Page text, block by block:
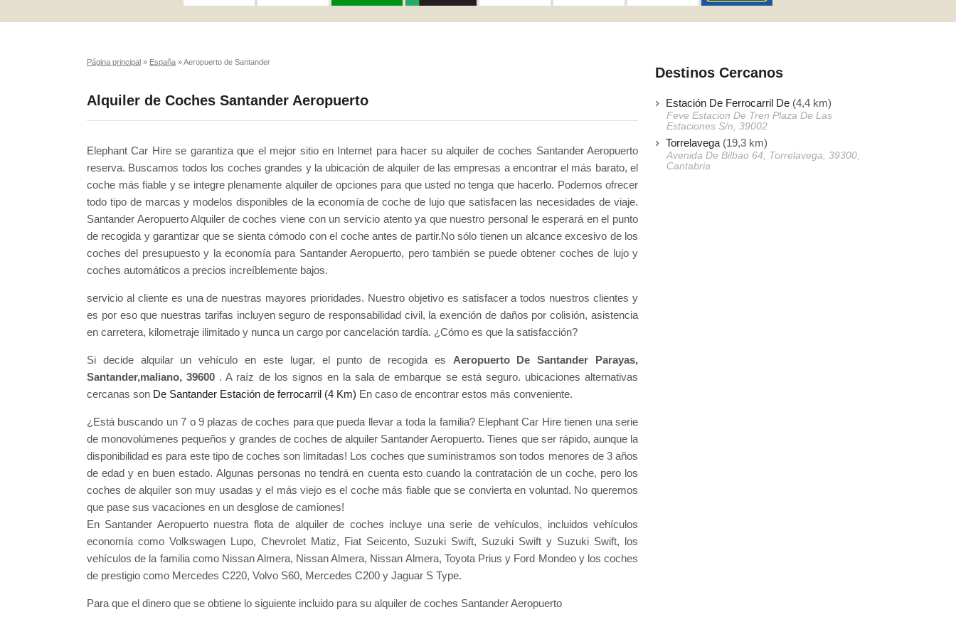
Página principal » España »Aeropuerto de Santander
Alquiler de Coches Santander Aeropuerto
Elephant Car Hire se garantiza que el mejor sitio en Internet para hacer su alquiler de coches Santander Aeropuerto
reserva. Buscamos todos los coches grandes y la ubicación de alquiler de las empresas a encontrar el más barato, el
coche más fiable y se integre plenamente alquiler de opciones para que usted no tenga que hacerlo. Podemos ofrecer
todo tipo de marcas y modelos disponibles de la economía de coche de lujo que satisfacen las necesidades de viaje.
Santander Aeropuerto Alquiler de coches viene con un servicio atento ya que nuestro personal le esperará en el punto
de recogida y garantizar que se sienta cómodo con el coche antes de partir.No sólo tienen un alcance excesivo de los
coches del presupuesto y la economía para Santander Aeropuerto, pero también se puede obtener coches de lujo y
coches automáticos a precios increíblemente bajos.
servicio al cliente es una de nuestras mayores prioridades. Nuestro objetivo es satisfacer a todos nuestros clientes y
es por eso que nuestras tarifas incluyen seguro de responsabilidad civil, la exención de daños por colisión, asistencia
en carretera, kilometraje ilimitado y nunca un cargo por cancelación tardía. ¿Cómo es que la satisfacción?
Si decide alquilar un vehículo en este lugar, el punto de recogida es Aeropuerto De Santander Parayas,
Santander,maliano, 39600 . A raíz de los signos en la sala de embarque se está seguro. ubicaciones alternativas
cercanas son De Santander Estación de ferrocarril (4 Km) En caso de encontrar estos más conveniente.
¿Está buscando un 7 o 9 plazas de coches para que pueda llevar a toda la familia? Elephant Car Hire tienen una serie
de monovolúmenes pequeños y grandes de coches de alquiler Santander Aeropuerto. Tienes que ser rápido, aunque la
disponibilidad es para este tipo de coches son limitadas! Los coches que suministramos son todos menores de 3 años
de edad y en buen estado. Algunas personas no tendrá en cuenta esto cuando la contratación de un coche, pero los
coches de alquiler son muy usadas y el más viejo es el coche más fiable que se convierta en voluntad. No queremos
que pase sus vacaciones en un desglose de camiones!
En Santander Aeropuerto nuestra flota de alquiler de coches incluye una serie de vehículos, incluidos vehículos
economía como Volkswagen Lupo, Chevrolet Matiz, Fiat Seicento, Suzuki Swift, Suzuki Swift y Suzuki Swift, los
vehículos de la familia como Nissan Almera, Nissan Almera, Nissan Almera, Toyota Prius y Ford Mondeo y los coches
de prestigio como Mercedes C220, Volvo S60, Mercedes C200 y Jaguar S Type.
Para que el dinero que se obtiene lo siguiente incluido para su alquiler de coches Santander Aeropuerto
Destinos Cercanos
Estación De Ferrocarril De (4,4 km)
Feve Estacion De Tren Plaza De Las
Estaciones S/n, 39002
Torrelavega (19,3 km)
Avenida De Bilbao 64, Torrelavega, 39300,
Cantabria